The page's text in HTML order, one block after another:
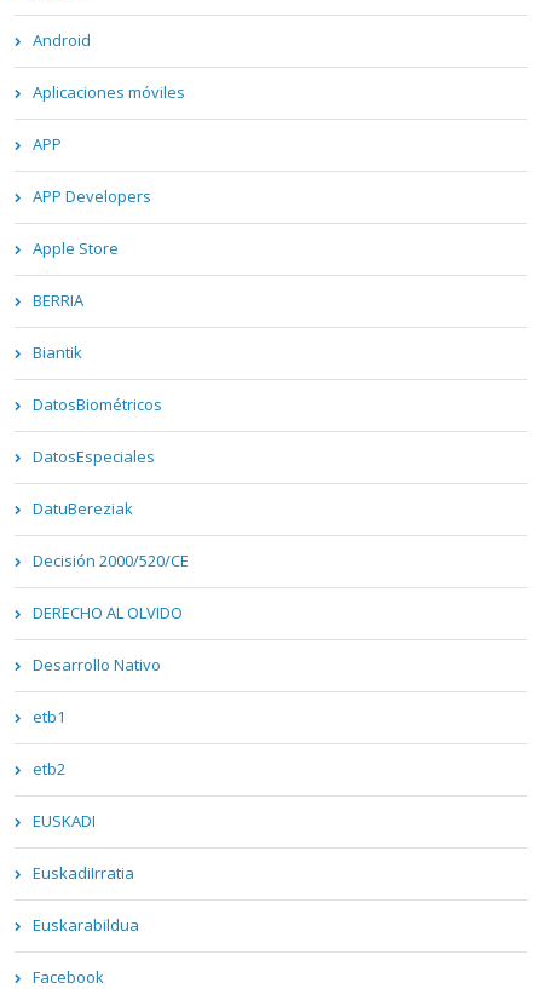
Android
Aplicaciones móviles
APP
APP Developers
Apple Store
BERRIA
Biantik
DatosBiométricos
DatosEspeciales
DatuBereziak
Decisión 2000/520/CE
DERECHO AL OLVIDO
Desarrollo Nativo
etb1
etb2
EUSKADI
EuskadiIrratia
Euskarabildua
Facebook